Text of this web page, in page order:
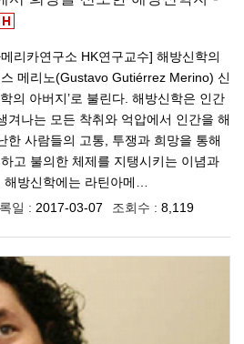
리카연구소 HK연구교수] 해방신학의
메리노(Gustavo Gutiérrez Merino) 신
의 아버지’로 불린다. 해방신학은 인간
겨나는 모든 착취와 억압에서 인간을 해
한 사람들의 고통, 투쟁과 희망을 통해
고 불의한 체제를 지탱시키는 이념과
방신학에는 라틴아메…
일 : 2017-03-07 조회수 : 8,119